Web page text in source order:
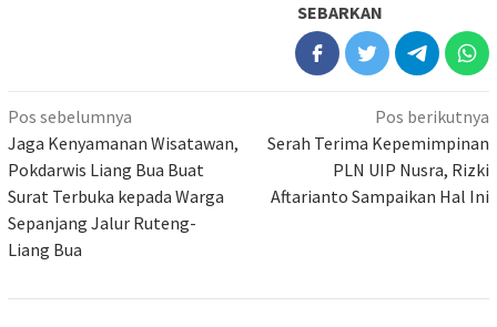
SEBARKAN
Navigasi
pos
Pos sebelumnya
Jaga Kenyamanan Wisatawan,
Pokdarwis Liang Bua Buat
Surat Terbuka kepada Warga
Sepanjang Jalur Ruteng-
Liang Bua
Pos berikutnya
Serah Terima Kepemimpinan
PLN UIP Nusra, Rizki
Aftarianto Sampaikan Hal Ini